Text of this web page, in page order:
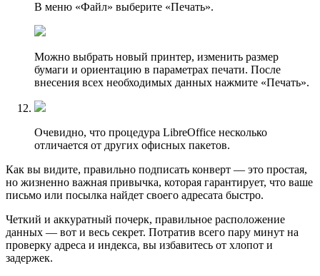
В меню «Файл» выберите «Печать».
Можно выбрать новый принтер, изменить размер
бумаги и ориентацию в параметрах печати. После
внесения всех необходимых данных нажмите «Печать».
Очевидно, что процедура LibreOffice несколько
отличается от других офисных пакетов.
Как вы видите, правильно подписать конверт — это простая,
но жизненно важная привычка, которая гарантирует, что ваше
письмо или посылка найдет своего адресата быстро.
Четкий и аккуратный почерк, правильное расположение
данных — вот и весь секрет. Потратив всего пару минут на
проверку адреса и индекса, вы избавитесь от хлопот и
задержек.